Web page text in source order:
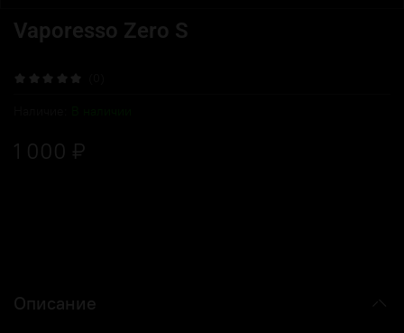
Vaporesso Zero S
1 000 ₽
Описание